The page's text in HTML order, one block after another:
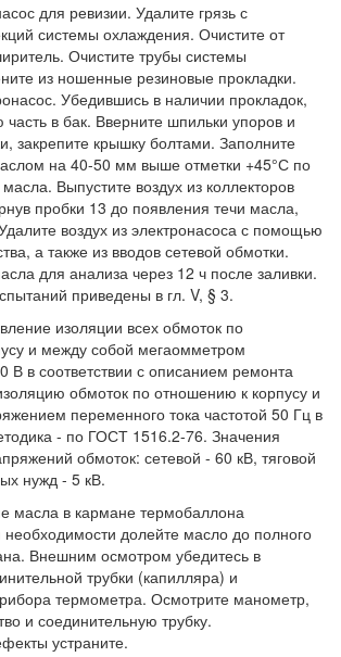
для ревизии. Удалите грязь с
системы охлаждения. Очистите от
Очистите трубы системы
из ношенные резиновые прокладки.
Убедившись в наличии прокладок,
часть в бак. Вверните шпильки упоров и
закрепите крышку болтами. Заполните
на 40-50 мм выше отметки +45°С по
Выпустите воздух из коллекторов
пробки 13 до появления течи масла,
воздух из электронасоса с помощью
а также из вводов сетевой обмотки.
для анализа через 12 ч после заливки.
приведены в гл. V, § 3.
изоляции всех обмоток по
и между собой мегаомметром
В в соответствии с описанием ремонта
обмоток по отношению к корпусу и
переменного тока частотой 50 Гц в
- по ГОСТ 1516.2-76. Значения
обмоток: сетевой - 60 кВ, тяговой
нужд - 5 кВ.
масла в кармане термобаллона
долейте масло до полного
Внешним осмотром убедитесь в
трубки (капилляра) и
термометра. Осмотрите манометр,
и соединительную трубку.
устраните.